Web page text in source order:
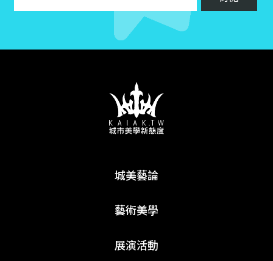
城美藝論
藝術美學
展演活動